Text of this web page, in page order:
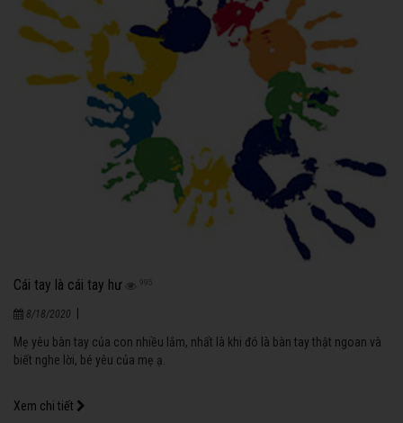
Cái tay là cái tay hư 995
8/18/2020 |
Mẹ yêu bàn tay của con nhiều lắm, nhất là khi đó là bàn tay thật ngoan và
biết nghe lời, bé yêu của mẹ ạ.
Xem chi tiết